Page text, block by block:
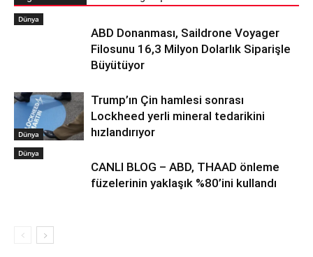
Dünya
ABD Donanması, Saildrone Voyager
Filosunu 16,3 Milyon Dolarlık Siparişle
Büyütüyor
Dünya
Trump’ın Çin hamlesi sonrası
Lockheed yerli mineral tedarikini
hızlandırıyor
Dünya
CANLI BLOG – ABD, THAAD önleme
füzelerinin yaklaşık %80’ini kullandı